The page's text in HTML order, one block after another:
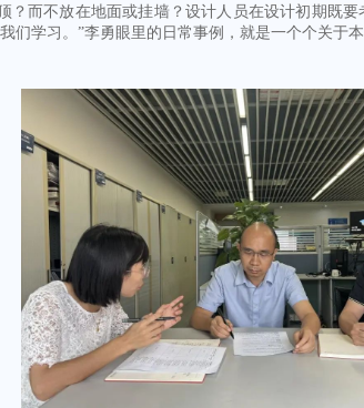
而不放在地面或挂墙？设计人员在设计初期既
学习。”李勇眼里的日常事例，就是一个个关于